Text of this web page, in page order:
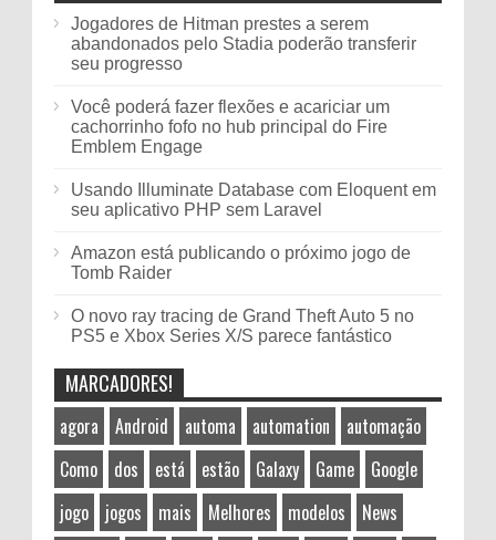
Jogadores de Hitman prestes a serem
abandonados pelo Stadia poderão transferir
seu progresso
Você poderá fazer flexões e acariciar um
cachorrinho fofo no hub principal do Fire
Emblem Engage
Usando Illuminate Database com Eloquent em
seu aplicativo PHP sem Laravel
Amazon está publicando o próximo jogo de
Tomb Raider
O novo ray tracing de Grand Theft Auto 5 no
PS5 e Xbox Series X/S parece fantástico
MARCADORES!
agora Android automa automation
automação
Como
dos está estão Galaxy Game
Google
jogo
jogos mais Melhores modelos
News